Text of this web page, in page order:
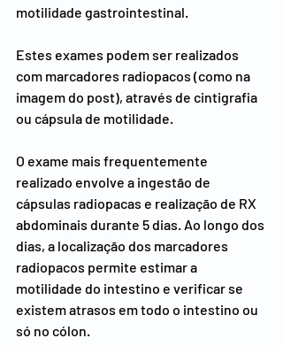
motilidade gastrointestinal.
Estes exames podem ser realizados
com marcadores radiopacos (como na
imagem do post), através de cintigrafia
ou cápsula de motilidade.
O exame mais frequentemente
realizado envolve a ingestão de
cápsulas radiopacas e realização de RX
abdominais durante 5 dias. Ao longo dos
dias, a localização dos marcadores
radiopacos permite estimar a
motilidade do intestino e verificar se
existem atrasos em todo o intestino ou
só no cólon.